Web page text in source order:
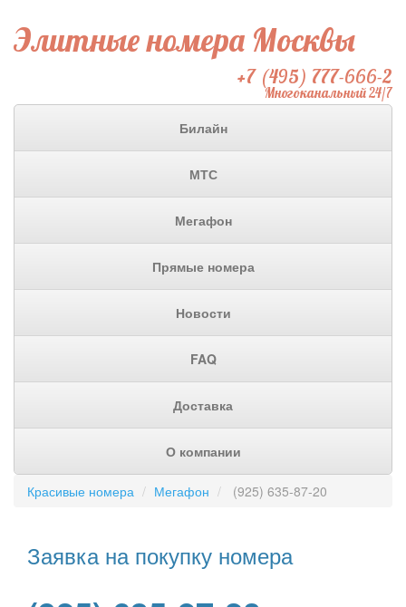
Элитные номера Москвы
+7 (495) 777-666-2
Многоканальный 24/7
Билайн
МТС
Мегафон
Прямые номера
Новости
FAQ
Доставка
О компании
Красивые номера Мегафон (925) 635-87-20
Заявка на покупку номера